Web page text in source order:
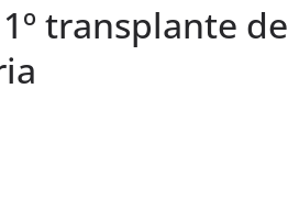
transplante de